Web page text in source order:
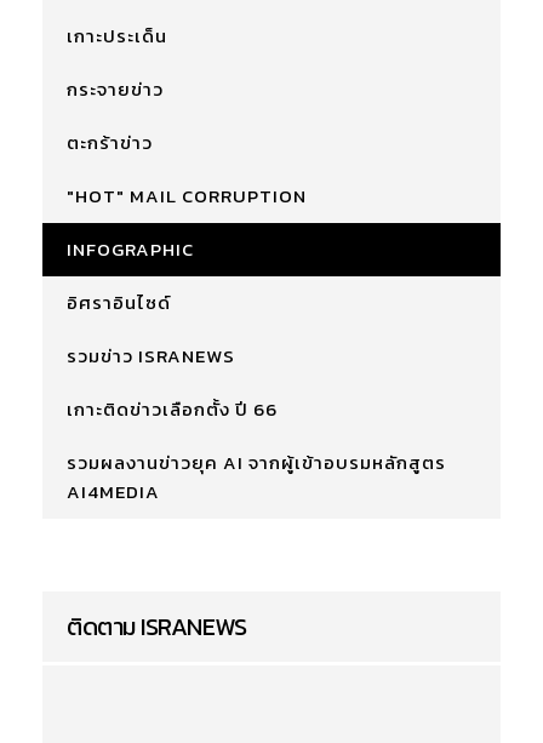
เกาะประเด็น
กระจายข่าว
ตะกร้าข่าว
"HOT" MAIL CORRUPTION
INFOGRAPHIC
อิศราอินไซด์
รวมข่าว ISRANEWS
เกาะติดข่าวเลือกตั้ง ปี 66
รวมผลงานข่าวยุค AI จากผู้เข้าอบรมหลักสูตร
AI4MEDIA
ติดตาม ISRANEWS